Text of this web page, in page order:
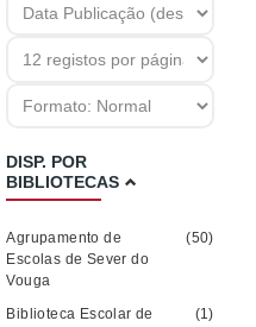
DISP. POR
BIBLIOTECAS
Agrupamento de
Escolas de Sever do
Vouga
(50)
Biblioteca Escolar de
(1)